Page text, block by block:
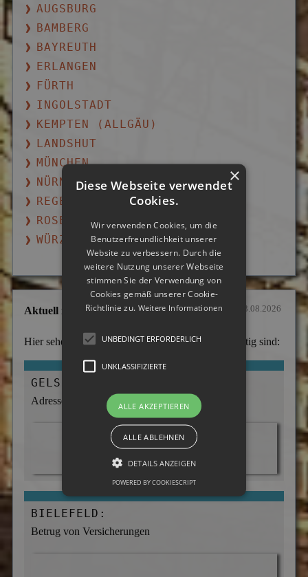
AUGSBURG
BAMBERG
BAYREUTH
ERLANGEN
FÜRTH
INGOLSTADT
KEMPTEN (ALLGÄU)
LANDSHUT
MÜNCHEN
NÜRNBERG
REGENSBURG
ROSENHEIM
WÜRZBURG
Aktuell im Einsatz Stand: 03.08.2026
Hier sehen Sie, an welchen Orten wir momentan tätig sind:
GELSENKIRCHEN:
Adressermittlung
BIELEFELD:
Betrug von Versicherungen
×
Diese Webseite verwendet
Cookies.
Wir verwenden Cookies, um die
Benutzerfreundlichkeit unserer
Website zu verbessern. Durch die
weitere Nutzung unserer Webseite
stimmen Sie der Verwendung von
Cookies gemäß unserer Cookie-
Richtlinie zu. Weitere Informationen
UNBEDINGT ERFORDERLICH
UNKLASSIFIZIERTE
ALLE AKZEPTIEREN
ALLE ABLEHNEN
DETAILS ANZEIGEN
POWERED BY COOKIESCRIPT